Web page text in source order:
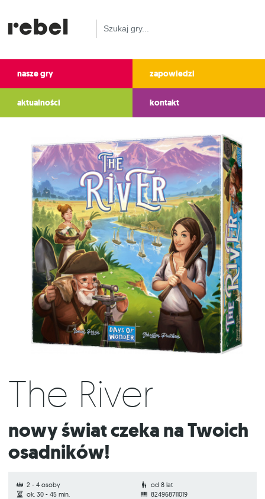
nasze gry zapowiedzi
aktualności kontakt
The River
Nowy świat czeka na Twoich
osadników!
2 - 4 osoby
od 8 lat
ok. 30 - 45 min.
824968711019